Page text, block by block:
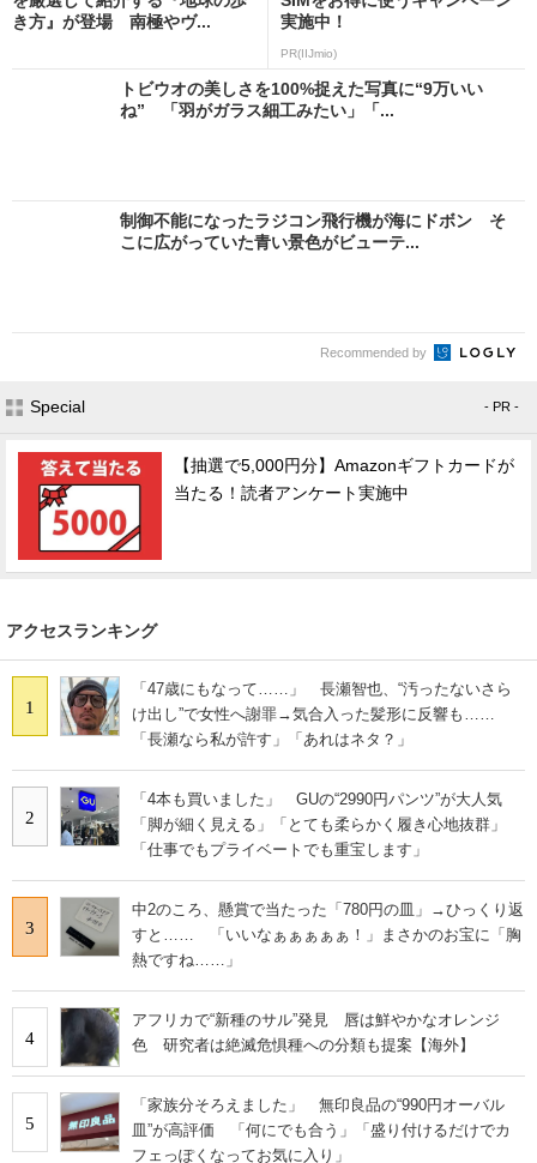
き方』が登場 南極やヴ...
実施中！
PR(IIJmio)
トビウオの美しさを100%捉えた写真に“9万いい
ね” 「羽がガラス細工みたい」「...
制御不能になったラジコン飛行機が海にドボン そ
こに広がっていた青い景色がビューテ...
Recommended by
Special - PR -
【抽選で5,000円分】Amazonギフトカードが
当たる！読者アンケート実施中
アクセスランキング
1
「47歳にもなって……」 長瀬智也、“汚ったないさら
け出し”で女性へ謝罪→気合入った髪形に反響も……
「長瀬なら私が許す」「あれはネタ？」
2
「4本も買いました」 GUの“2990円パンツ”が大人気
「脚が細く見える」「とても柔らかく履き心地抜群」
「仕事でもプライベートでも重宝します」
3
中2のころ、懸賞で当たった「780円の皿」→ひっくり返
すと…… 「いいなぁぁぁぁぁ！」まさかのお宝に「胸
熱ですね……」
4
アフリカで“新種のサル”発見 唇は鮮やかなオレンジ
色 研究者は絶滅危惧種への分類も提案【海外】
5
「家族分そろえました」 無印良品の“990円オーバル
皿”が高評価 「何にでも合う」「盛り付けるだけでカ
フェっぽくなってお気に入り」